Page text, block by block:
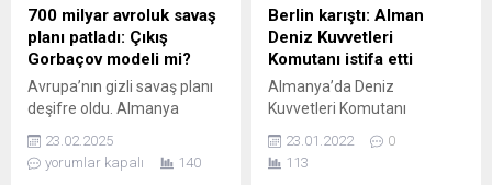
700 milyar avroluk savaş
planı patladı: Çıkış
Gorbaçov modeli mi?
Avrupa’nın gizli savaş planı
deşifre oldu. Almanya
Baerbock’un ağzından
kaçırdığı bilgi, AB’nin
23.02.2025
yorumlar kapalı
140
Berlin karıştı: Alman
Deniz Kuvvetleri
Komutanı istifa etti
Almanya’da Deniz
Kuvvetleri Komutanı
Schönbach’ın “Putin’e
anlayış gösterilmesi
23.01.2022
0
113